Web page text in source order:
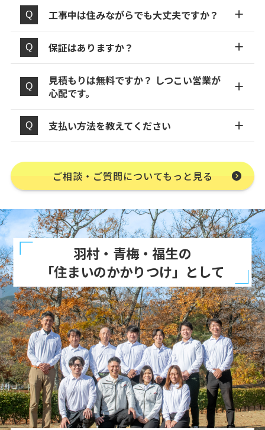
工事中は住みながらでも大丈夫ですか？
保証はありますか？
見積もりは無料ですか？ しつこい営業が
心配です。
支払い方法を教えてください
ご相談・ご質問についてもっと見る
羽村・青梅・福生の
「住まいのかかりつけ」として